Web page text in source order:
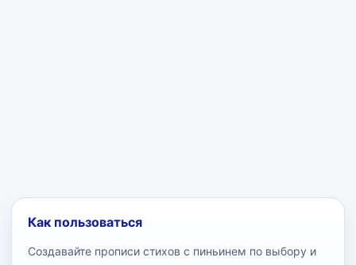
Как пользоваться
Создавайте прописи стихов с пиньинем по выбору и